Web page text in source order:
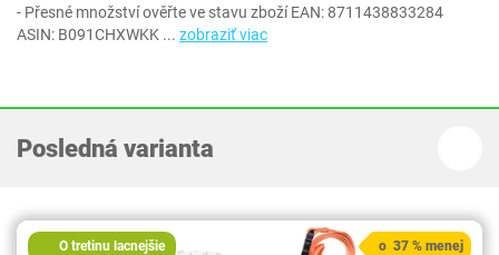
- Přesné množství ověřte ve stavu zboží EAN: 8711438833284
ASIN: B091CHXWKK ... zobraziť viac
Posledná varianta
O tretinu lacnejšie o 37 % menej